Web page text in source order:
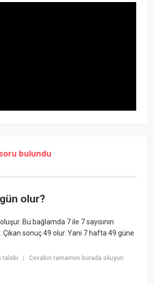
bulundu
olur?
Bu bağlamda 7 ile 7 sayısının
Çıkan sonuç 49 olur. Yani 7 hafta 49 güne
talebi |Cevabın tamamını burada okuyun: